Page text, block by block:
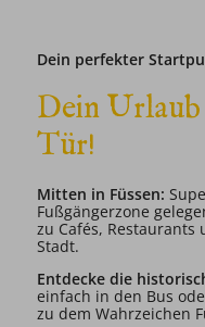
Dein perfekter
Dein
Tür!
Mitten in Füssen:
Fußgängerzone
zu Cafés,
Stadt.
Entdecke die
einfach in den Bus
zu dem Wahrzeichen